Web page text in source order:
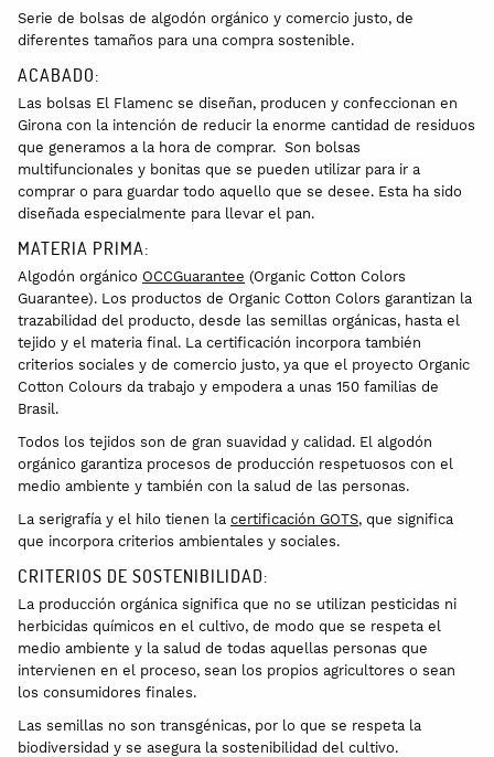
Serie de bolsas de algodón orgánico y comercio justo, de
diferentes tamaños para una compra sostenible.
ACABADO:
Las bolsas El Flamenc se diseñan, producen y confeccionan en
Girona con la intención de reducir la enorme cantidad de residuos
que generamos a la hora de comprar. Son bolsas
multifuncionales y bonitas que se pueden utilizar para ir a
comprar o para guardar todo aquello que se desee. Esta ha sido
diseñada especialmente para llevar el pan.
MATERIA PRIMA:
Algodón orgánico OCCGuarantee (Organic Cotton Colors
Guarantee). Los productos de Organic Cotton Colors garantizan la
trazabilidad del producto, desde las semillas orgánicas, hasta el
tejido y el materia final. La certificación incorpora también
criterios sociales y de comercio justo, ya que el proyecto Organic
Cotton Colours da trabajo y empodera a unas 150 familias de
Brasil.
Todos los tejidos son de gran suavidad y calidad. El algodón
orgánico garantiza procesos de producción respetuosos con el
medio ambiente y también con la salud de las personas.
La serigrafía y el hilo tienen la certificación GOTS, que significa
que incorpora criterios ambientales y sociales.
CRITERIOS DE SOSTENIBILIDAD:
La producción orgánica significa que no se utilizan pesticidas ni
herbicidas químicos en el cultivo, de modo que se respeta el
medio ambiente y la salud de todas aquellas personas que
intervienen en el proceso, sean los propios agricultores o sean
los consumidores finales.
Las semillas no son transgénicas, por lo que se respeta la
biodiversidad y se asegura la sostenibilidad del cultivo.